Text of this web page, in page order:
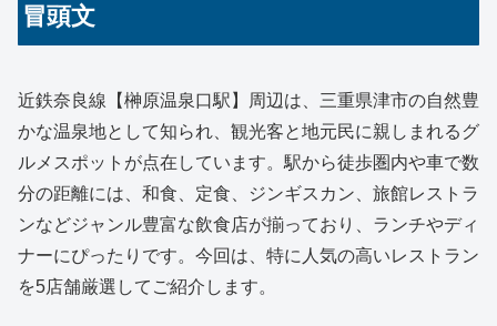
冒頭文
近鉄奈良線【榊原温泉口駅】周辺は、三重県津市の自然豊
かな温泉地として知られ、観光客と地元民に親しまれるグ
ルメスポットが点在しています。駅から徒歩圏内や車で数
分の距離には、和食、定食、ジンギスカン、旅館レストラ
ンなどジャンル豊富な飲食店が揃っており、ランチやディ
ナーにぴったりです。今回は、特に人気の高いレストラン
を5店舗厳選してご紹介します。